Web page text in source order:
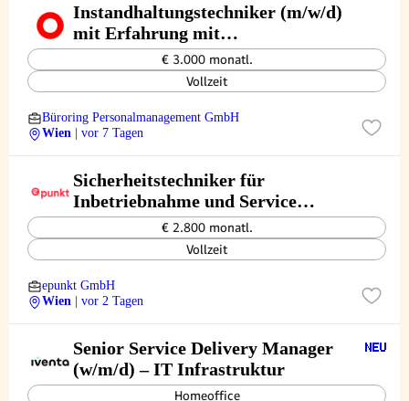
Instandhaltungstechniker (m/w/d)
mit Erfahrung mit
Anlagensteuerung/Antriebstechnik
€ 3.000 monatl.
Vollzeit
Büroring Personalmanagement GmbH
Wien
| vor 7 Tagen
Sicherheitstechniker für
Inbetriebnahme und Service
(w/m/x)
€ 2.800 monatl.
Vollzeit
epunkt GmbH
Wien
| vor 2 Tagen
Senior Service Delivery Manager
(w/m/d) – IT Infrastruktur
Homeoffice